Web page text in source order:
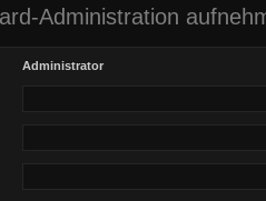
Administration
Administrator